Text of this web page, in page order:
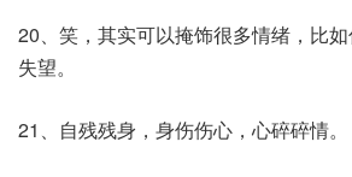
20、笑，其实可以掩饰很多情绪，比
失望。
21、自残残身，身伤伤心，心碎碎情。